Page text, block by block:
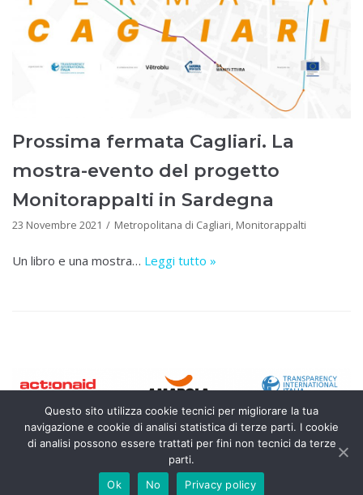
Prossima fermata Cagliari. La
mostra-evento del progetto
Monitorappalti in Sardegna
23 Novembre 2021 Metropolitana di Cagliari, Monitorappalti
Un libro e una mostra… Leggi tutto »
MONITORAPPALTI.IT
TERMINI E CONDIZIONI
Questo sito utilizza cookie tecnici per migliorare la tua
navigazione e cookie di analisi statistica di terze parti. I cookie
di analisi possono essere trattati per fini non tecnici da terze
parti.
Ok
No Privacy policy